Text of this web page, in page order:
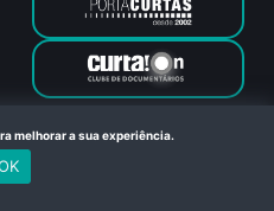
reservados. Feito com
Janeiro
melhorar a sua experiência.